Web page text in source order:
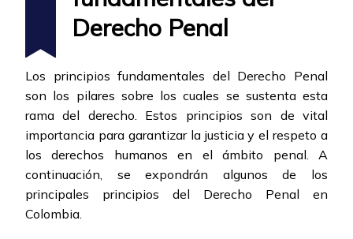
Derecho Penal
Los principios fundamentales del Derecho Penal
son los pilares sobre los cuales se sustenta esta
rama del derecho. Estos principios son de vital
importancia para garantizar la justicia y el respeto a
los derechos humanos en el ámbito penal. A
continuación, se expondrán algunos de los
principales principios del Derecho Penal en
Colombia.